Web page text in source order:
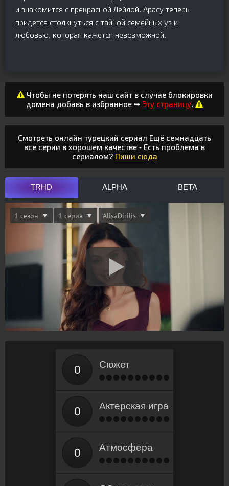
и знакомится с прекрасной Лейлой. Арасу теперь
придется столкнуться с тайной семейных уз и
любовью, которая кажется невозможной.
Чтобы не потерять наш сайт в случае блокировки
домена добавь в избранное ➥ Эту страницу.
Смотреть онлайн турецкий сериал Ещё семнадцать
все серии в хорошем качестве - Есть проблема в
сериалом? Пиши сюда
TRHD ALPHA BETA
Сюжет
Актерская игра
Атмосфера